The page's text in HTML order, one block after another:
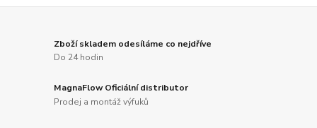
Zboží skladem odesíláme co nejdříve
Do 24 hodin
MagnaFlow Oficiální distributor
Prodej a montáž výfuků